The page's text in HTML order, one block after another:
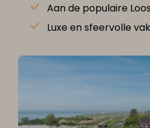
Aan de populaire
Luxe en sfeervolle